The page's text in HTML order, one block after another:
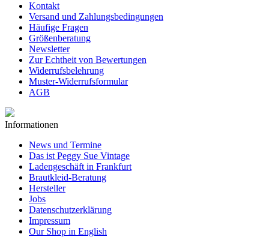
Kontakt
Versand und Zahlungsbedingungen
Häufige Fragen
Größenberatung
Newsletter
Zur Echtheit von Bewertungen
Widerrufsbelehrung
Muster-Widerrufsformular
AGB
Informationen
News und Termine
Das ist Peggy Sue Vintage
Ladengeschäft in Frankfurt
Brautkleid-Beratung
Hersteller
Jobs
Datenschutzerklärung
Impressum
Our Shop in English